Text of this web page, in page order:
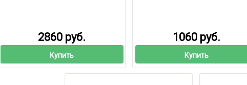
2860 руб.
Купить
1060 руб.
Купить